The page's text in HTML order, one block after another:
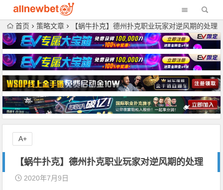
首页 策略文章 【蜗牛扑克】德州扑克职业玩家对逆风期的处理
【蜗牛扑克】德州扑克职业玩家对逆风期的处理
2020年7月9日
A+